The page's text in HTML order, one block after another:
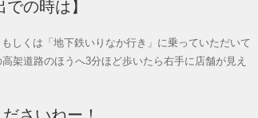
の時は】
しくは「地下鉄いりなか行き」に乗っていただいて
架道路のほうへ3分ほど歩いたら右手に店舗が見え